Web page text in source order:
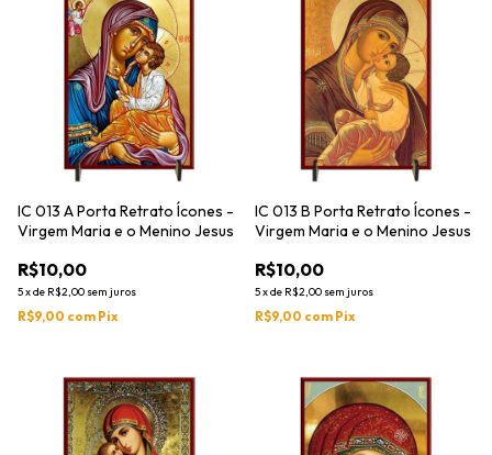
IC 013 A Porta Retrato Ícones -
Virgem Maria e o Menino Jesus
R$10,00
5xde R$2,00 sem juros
R$9,00 com Pix
IC 013 B Porta Retrato Ícones -
Virgem Maria e o Menino Jesus
R$10,00
5xde R$2,00 sem juros
R$9,00 com Pix